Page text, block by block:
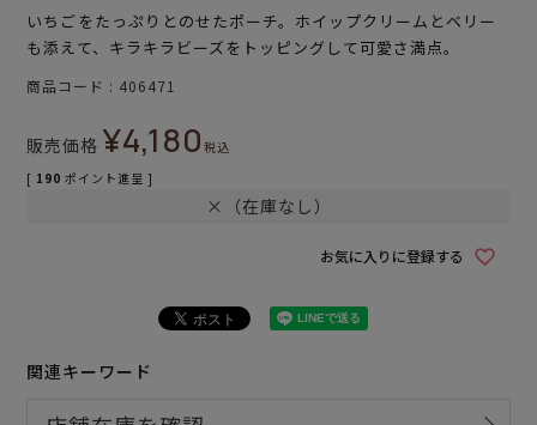
いちごをたっぷりとのせたポーチ。ホイップクリームとベリー
も添えて、キラキラビーズをトッピングして可愛さ満点。
商品コード 406471
販売価格 ¥4,180税込
[ 190 ポイント進呈 ]
×（在庫なし）
お気に入りに登録する
関連キーワード